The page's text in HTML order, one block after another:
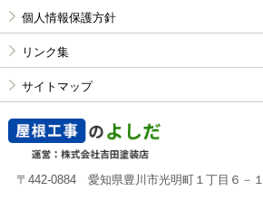
個人情報保護方針
リンク集
サイトマップ
〒442-0884 愛知県豊川市光明町１丁目６－１